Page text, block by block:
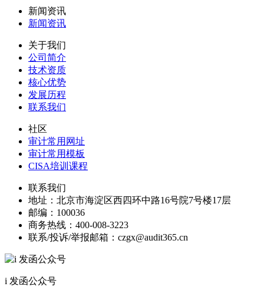
新闻资讯
新闻资讯
关于我们
公司简介
技术资质
核心优势
发展历程
联系我们
社区
审计常用网址
审计常用模板
CISA培训课程
联系我们
地址： 北京市海淀区西四环中路16号院7号楼17层
邮编： 100036
商务热线： 400-008-3223
联系/投诉/举报邮箱： czgx@audit365.cn
i 发函公众号